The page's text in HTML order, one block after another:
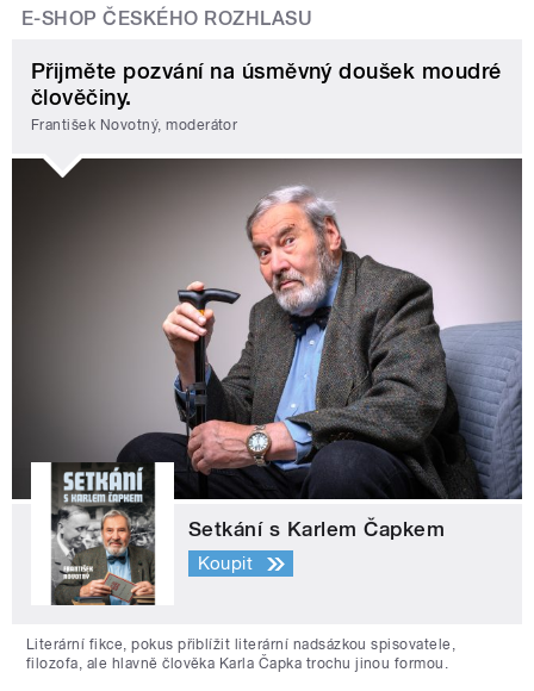
E-SHOP ČESKÉHO ROZHLASU
Přijměte pozvání na úsměvný doušek moudré
člověčiny.
František Novotný, moderátor
Setkání s Karlem Čapkem
Koupit
Literární fikce, pokus přiblížit literární nadsázkou spisovatele,
filozofa, ale hlavně člověka Karla Čapka trochu jinou formou.